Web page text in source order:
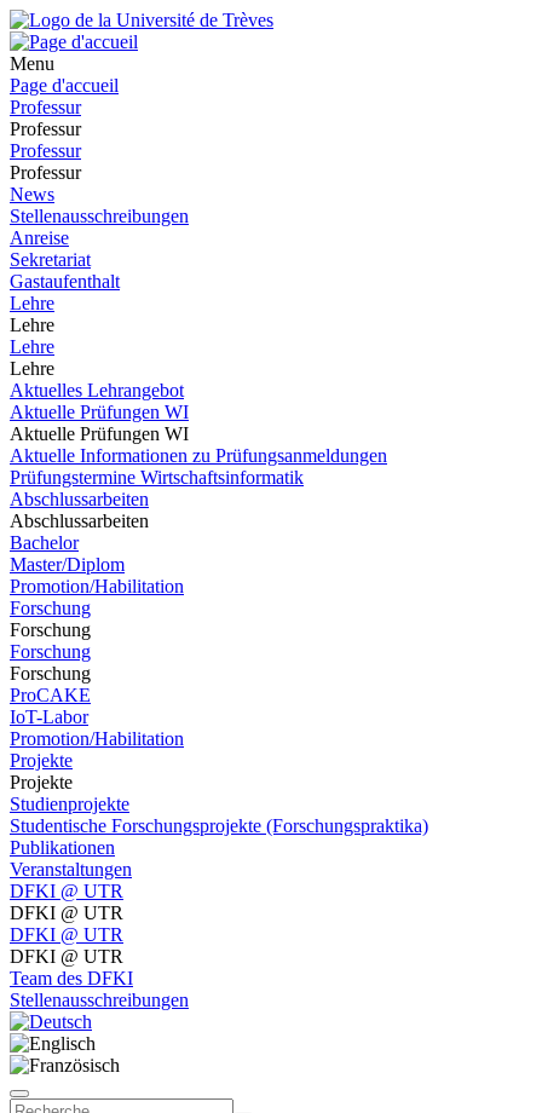
Menu
Page d'accueil
Professur
Professur
Professur
Professur
News
Stellenausschreibungen
Anreise
Sekretariat
Gastaufenthalt
Lehre
Lehre
Lehre
Lehre
Aktuelles Lehrangebot
Aktuelle Prüfungen WI
Aktuelle Prüfungen WI
Aktuelle Informationen zu Prüfungsanmeldungen
Prüfungstermine Wirtschaftsinformatik
Abschlussarbeiten
Abschlussarbeiten
Bachelor
Master/Diplom
Promotion/Habilitation
Forschung
Forschung
Forschung
Forschung
ProCAKE
IoT-Labor
Promotion/Habilitation
Projekte
Projekte
Studienprojekte
Studentische Forschungsprojekte (Forschungspraktika)
Publikationen
Veranstaltungen
DFKI @ UTR
DFKI @ UTR
DFKI @ UTR
DFKI @ UTR
Team des DFKI
Stellenausschreibungen